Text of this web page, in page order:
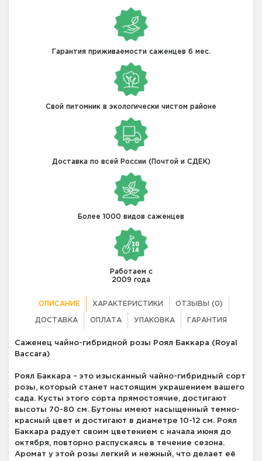
Гарантия приживаемости саженцев 6 мес.
Свой питомник в экологически чистом районе
Доставка по всей России (Почтой и СДЕК)
Более 1000 видов саженцев
Работаем с
2009 года
ОПИСАНИЕ ХАРАКТЕРИСТИКИ ОТЗЫВЫ (0)
ДОСТАВКА ОПЛАТА УПАКОВКА ГАРАНТИЯ
Саженец чайно-гибридной розы Роял Баккара (Royal
Baccara)
Роял Баккара – это изысканный чайно-гибридный сорт
розы, который станет настоящим украшением вашего
сада. Кусты этого сорта прямостоячие, достигают
высоты 70-80 см. Бутоны имеют насыщенный темно-
красный цвет и достигают в диаметре 10-12 см. Роял
Баккара радует своим цветением с начала июня до
октября, повторно распускаясь в течение сезона.
Аромат у этой розы легкий и нежный, что делает её